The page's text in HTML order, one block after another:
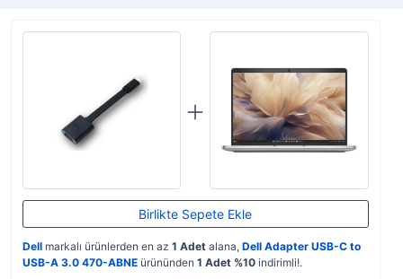
Birlikte Sepete Ekle
Dell markalı ürünlerden en az 1 Adet alana, Dell Adapter USB-C to
USB-A 3.0 470-ABNE ürününden 1 Adet %10 indirimli!.